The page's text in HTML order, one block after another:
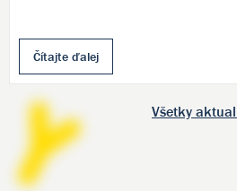
Čítajte ďalej
Všetky